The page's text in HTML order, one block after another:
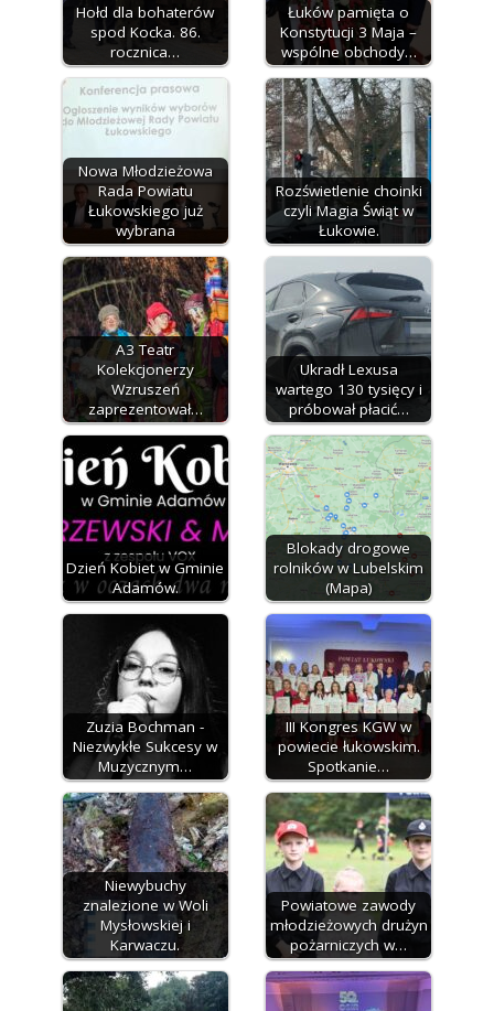
Hołd dla bohaterów
spod Kocka. 86.
rocznica…
Łuków pamięta o
Konstytucji 3 Maja –
wspólne obchody…
Nowa Młodzieżowa
Rada Powiatu
Łukowskiego już
wybrana
Rozświetlenie choinki
czyli Magia Świąt w
Łukowie.
A3 Teatr
Kolekcjonerzy
Wzruszeń
zaprezentował…
Ukradł Lexusa
wartego 130 tysięcy i
próbował płacić…
Dzień Kobiet w Gminie
Adamów.
Blokady drogowe
rolników w Lubelskim
(Mapa)
Zuzia Bochman -
Niezwykłe Sukcesy w
Muzycznym…
III Kongres KGW w
powiecie łukowskim.
Spotkanie…
Niewybuchy
znalezione w Woli
Mysłowskiej i
Karwaczu.
Powiatowe zawody
młodzieżowych drużyn
pożarniczych w…